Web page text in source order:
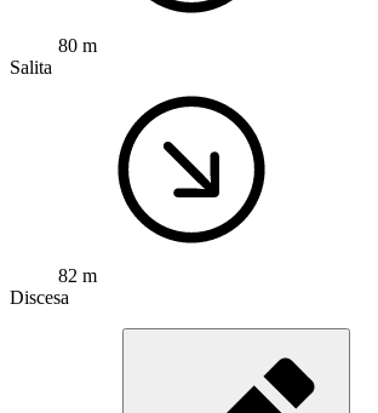
80 m
Salita
82 m
Discesa